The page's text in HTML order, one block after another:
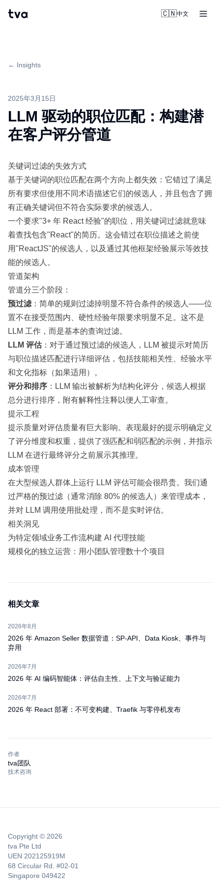
tva 🇨🇳中文
← Insights
2025年3月15日
LLM 驱动的职位匹配：构建潜
在客户评分管道
关键词过滤的失效方式
基于关键词的职位匹配在两个方向上都失效：它错过了满足
所有要求但使用不同术语描述它们的候选人，并且包含了拥
有正确关键词但不符合实际要求的候选人。
一个要求"3+ 年 React 经验"的职位，用关键词过滤就意味
着查找包含"React"的简历。这会错过在职位描述之前使
用"ReactJS"的候选人，以及通过其他框架经验展示等效技
能的候选人。
管道架构
管道分三个阶段：
预过滤 ：简单的规则过滤掉明显不符合条件的候选人——位
置不在接受范围内、硬性经验年限要求明显不足。这不是
LLM 工作，而是基本的查询过滤。
LLM 评估：对于通过预过滤的候选人，LLM 被提示对简历
与职位描述匹配进行详细评估，包括技能相关性、经验水平
和文化指标（如果适用）。
评分和排序 ：LLM 输出被解析为结构化评分，候选人根据
总分进行排序，附有解释性注释以便人工审查。
提示工程
提示质量对评估质量有巨大影响。表现最好的提示明确定义
了评分维度和权重，提供了强匹配和弱匹配的示例，并指示
LLM 在进行最终评分之前展示其推理。
成本管理
在大型候选人群体上运行 LLM 评估可能会很昂贵。我们通
过严格的预过滤（通常消除 80% 的候选人）来管理成本，
并对 LLM 调用使用批处理，而不是实时评估。
相关洞见
为特定领域业务工作流构建 AI 代理技能
规模化的独立运营：用小团队管理数十个项目
相关文章
2026年8月
2026 年 Amazon Seller 数据管道：SP-API、Data Kiosk、事件与
弃用
2026年7月
2026 年 AI 编码智能体：评估自主性、上下文与验证能力
2026年7月
2026 年 React 部署：不可变构建、Traefik 与零停机发布
作者
tva团队
技术咨询
Copyright © 2026
tva Pte Ltd
UEN 202125919M
68 Circular Rd. #02-01
Singapore 049422